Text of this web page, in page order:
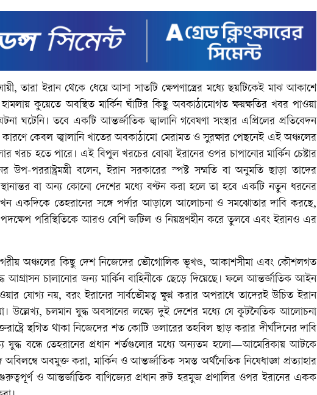
তারা ইরান থেকে ধেয়ে আসা সাতটি ক্ষেপণাস্ত্রের মধ্যে ছয়টিকেই মাঝ আকাশে
কুয়েতে অবস্থিত মার্কিন ঘাঁটির কিছু অবকাঠামোগত ক্ষয়ক্ষতির খবর পাওয়া
ঘটেনি। তবে একটি আন্তর্জাতিক জ্বালানি গবেষণা সংস্থার এপ্রিলের প্রতিবেদন
কারণে কেবল জ্বালানি খাতের অবকাঠামো মেরামত ও সুরক্ষার পেছনেই এই অঞ্চলের
খরচ হতে পারে। এই বিপুল খরচের বোঝা ইরানের ওপর চাপানোর মার্কিন চেষ্টার
উপ-পররাষ্ট্রমন্ত্রী বলেন, ইরান সরকারের স্পষ্ট সম্মতি বা অনুমতি ছাড়া তাদের
স্থানান্তর বা অন্য কোনো দেশের মধ্যে বণ্টন করা হলে তা হবে একটি নতুন ধরনের
একদিকে তেহরানের সঙ্গে পর্দার আড়ালে আলোচনা ও সমঝোতার দাবি করছে,
পরিস্থিতিকে আরও বেশি জটিল ও নিয়ন্ত্রণহীন করে তুলবে এবং ইরানও এর
অঞ্চলের কিছু দেশ নিজেদের ভৌগোলিক ভূখণ্ড, আকাশসীমা এবং কৌশলগত
আগ্রাসন চালানোর জন্য মার্কিন বাহিনীকে ছেড়ে দিয়েছে। ফলে আন্তর্জাতিক আইন
যোগ্য নয়, বরং ইরানের সার্বভৌমত্ব ক্ষুণ্ন করার অপরাধে তাদেরই উচিত ইরান
উল্লেখ্য, চলমান যুদ্ধ অবসানের লক্ষ্যে দুই দেশের মধ্যে যে কূটনৈতিক আলোচনা
স্থগিত থাকা নিজেদের শত কোটি ডলারের তহবিল ছাড় করার দীর্ঘদিনের দাবি
যুদ্ধ বন্ধে তেহরানের প্রধান শর্তগুলোর মধ্যে অন্যতম হলো—আমেরিকায় আটকে
অবিলম্বে অবমুক্ত করা, মার্কিন ও আন্তর্জাতিক সমস্ত অর্থনৈতিক নিষেধাজ্ঞা প্রত্যাহার
ও আন্তর্জাতিক বাণিজ্যের প্রধান রুট হরমুজ প্রণালির ওপর ইরানের একক